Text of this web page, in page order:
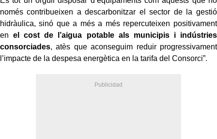
només contribueixen a descarbonitzar el sector de la gestió
hidràulica, sinó que a més a més repercuteixen positivament
enel cost de l’aigua potable als municipis i indústries
consorciades, atès que aconseguim reduir progressivament
l’impacte de la despesa energètica en la tarifa del Consorci”.